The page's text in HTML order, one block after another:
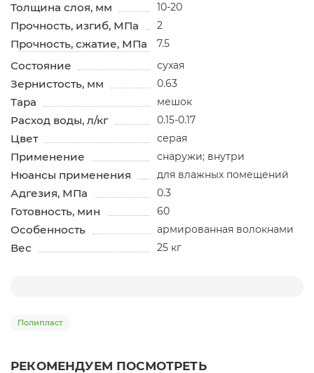
Толщина слоя, мм 10-20
Прочность, изгиб, МПа 2
Прочность, сжатие, МПа 7.5
Состояние сухая
Зернистость, мм 0.63
Тара мешок
Расход воды, л/кг 0.15-0.17
Цвет серая
Применение снаружи; внутри
Нюансы применения для влажных помещений
Адгезия, МПа 0.3
Готовность, мин 60
Особенность армированная волокнами
Вес 25 кг
Полипласт
РЕКОМЕНДУЕМ ПОСМОТРЕТЬ